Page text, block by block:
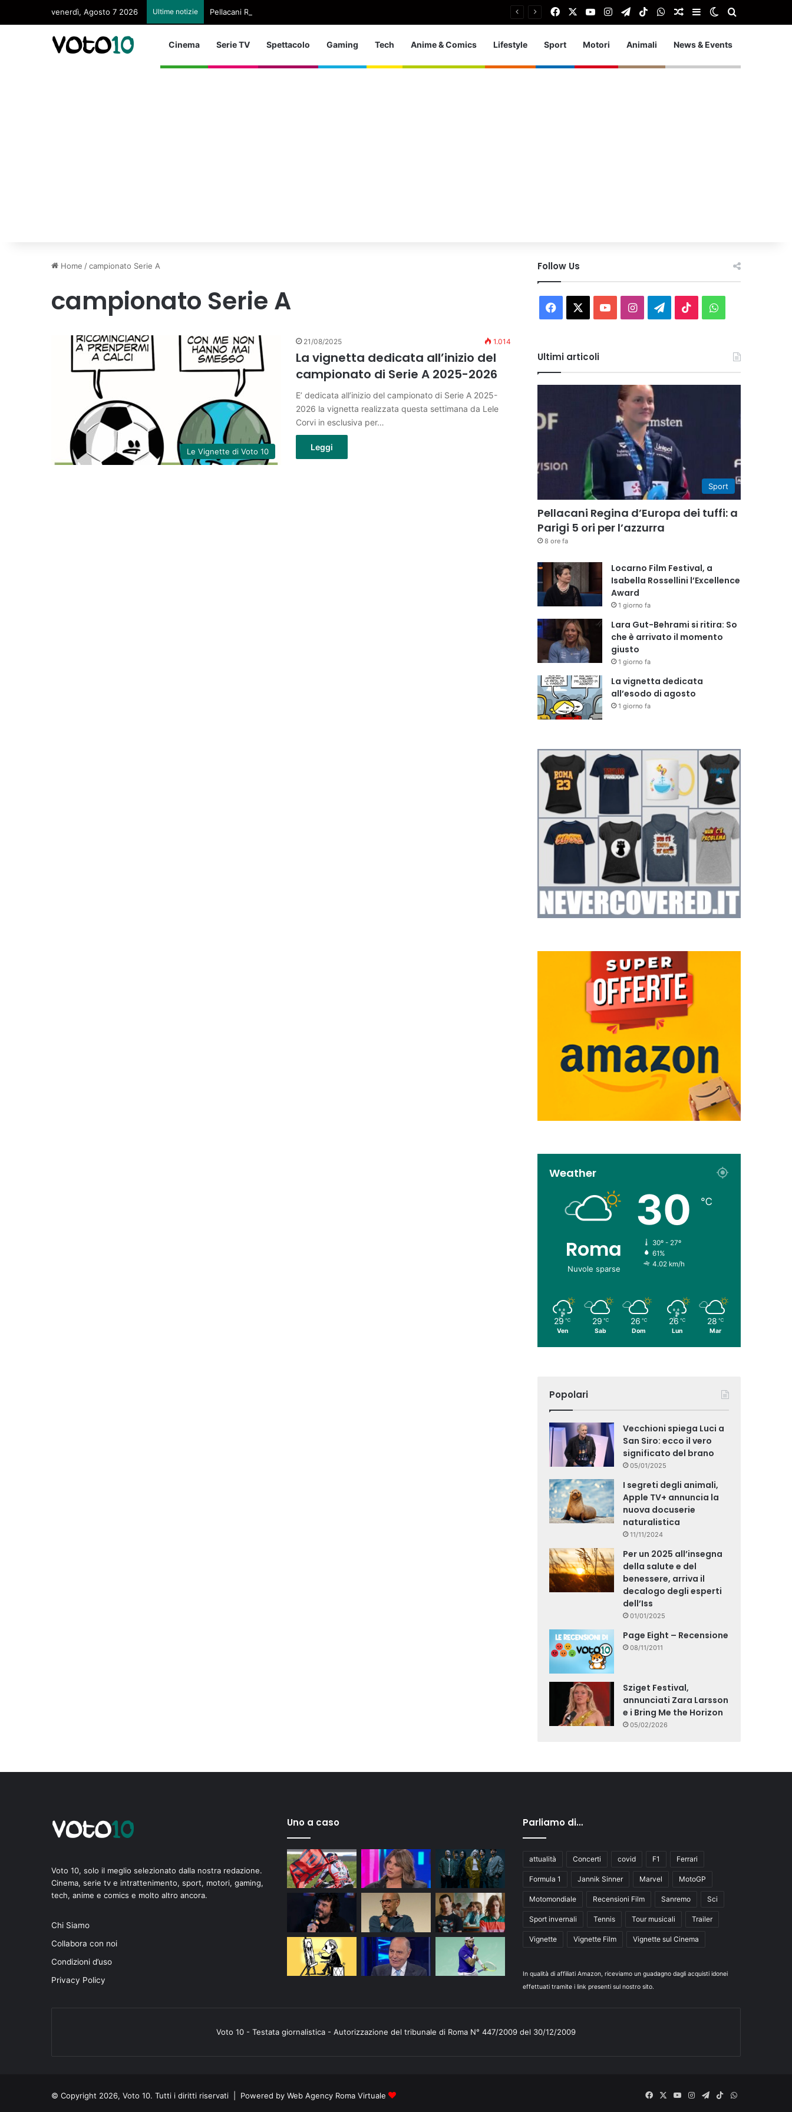
venerdì, Agosto 7 2026 Ultime notizie Pellacani Regina d’Europa dei tuffi: a Parigi 5 ori per l’azzurra FacebookYou TubeInstagram
TelegramTikTokWhatsApp
Articolo Random
Barra laterale
Cambia aspetto
Cinema Serie TV Spettacolo Gaming Tech Anime & Comics Lifestyle Sport Motori Animali News & Events
Home /campionato Serie A
campionato Serie A
Le Vignette di Voto 10
21/08/2025 1.014
La vignetta dedicata all’inizio del
campionato di Serie A 2025-2026
E’ dedicata all’inizio del campionato di Serie A 2025-
2026 la vignetta realizzata questa settimana da Lele
Corvi in esclusiva per…
Leggi
Follow Us
Facebook You InstagramTelegram
TikTokWhatsApp
Ultimi articoli
Sport
Pellacani Regina d’Europa dei tuffi: a
Parigi 5 ori per l’azzurra
8 ore fa
Locarno Film Festival, a
Isabella Rossellini l’Excellence
Award
1 giorno fa
Lara Gut-Behrami si ritira: So
che è arrivato il momento
giusto
1 giorno fa
La vignetta dedicata
all’esodo di agosto
1 giorno fa
Weather
Roma
Nuvole sparse
30 ℃
30º - 27º
61%
4.02 km/h
29 ℃
Ven
29 ℃
Sab
26 ℃
Dom
26 ℃
Lun
28 ℃
Mar
Popolari
Vecchioni spiega Luci a
San Siro: ecco il vero
significato del brano
05/01/2025
I segreti degli animali,
Apple TV+ annuncia la
nuova docuserie
naturalistica
11/11/2024
Per un 2025 all’insegna
della salute e del
benessere, arriva il
decalogo degli esperti
dell’Iss
01/01/2025
Page Eight – Recensione
08/11/2011
Sziget Festival,
annunciati Zara Larsson
e i Bring Me the Horizon
05/02/2026
Voto 10, solo il meglio selezionato dalla nostra redazione.
Cinema, serie tv e intrattenimento, sport, motori, gaming,
tech, anime e comics e molto altro ancora.
Chi Siamo
Collabora con noi
Condizioni d’uso
Privacy Policy
Uno a caso Parliamo di…
attualità Concerti covid F1 Ferrari
Formula 1 Jannik Sinner Marvel MotoGP
Motomondiale Recensioni Film Sanremo Sci
Sport invernali Tennis Tour musicali Trailer
Vignette Vignette Film Vignette sul Cinema
In qualità di affiliati Amazon, riceviamo un guadagno dagli acquisti idonei
effettuati tramite i link presenti sul nostro sito.
Voto 10 - Testata giornalistica - Autorizzazione del tribunale di Roma N° 447/2009 del 30/12/2009
© Copyright 2026, Voto 10. Tutti i diritti riservati | Powered by Web Agency Roma Virtuale Facebook
X
YouInstagram
Telegram
TikTokWhatsApp